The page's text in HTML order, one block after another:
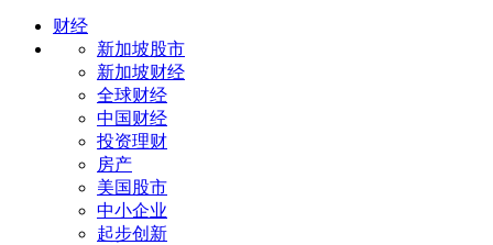
财经
新加坡股市
新加坡财经
全球财经
中国财经
投资理财
房产
美国股市
中小企业
起步创新